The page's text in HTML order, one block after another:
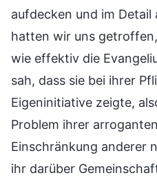
aufdecken und im Detail
hatten wir uns
wie effektiv die
sah, dass sie bei ihrer
Eigeninitiative zeigte,
Problem ihrer
Einschränkung anderer
ihr darüber